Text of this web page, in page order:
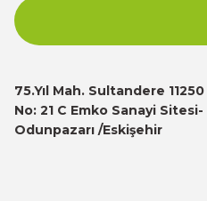
75.Yıl Mah. Sultandere
No: 21 C Emko Sanayi Sitesi-
Odunpazarı /Eskişehir